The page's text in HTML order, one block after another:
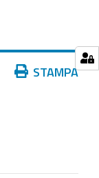
STAMPA